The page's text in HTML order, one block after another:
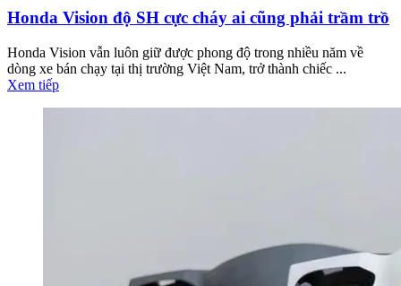
Honda Vision độ SH cực cháy ai cũng phải trầm trồ
Honda Vision vẫn luôn giữ được phong độ trong nhiều năm về
dòng xe bán chạy tại thị trường Việt Nam, trở thành chiếc ...
Xem tiếp